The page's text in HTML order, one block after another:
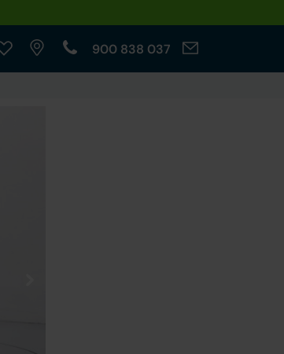
900 838 037